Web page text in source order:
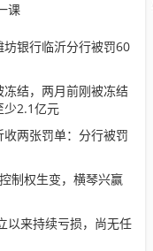
课
坊银行临沂分行被罚60
结，两月前刚被冻结
少2.1亿元
收两张罚单：分行被罚
制权生变，横琴兴赢
以来持续亏损，尚无任